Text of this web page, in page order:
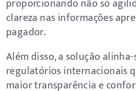
proporcionando não só
clareza nas informações
pagador.
Além disso, a solução
regulatórios internacionais
maior transparência e